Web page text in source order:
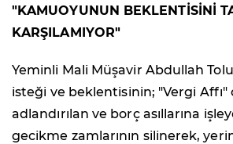
"KAMUOYUNUN BEKLENTİSİNİ
KARŞILAMIYOR"
Yeminli Mali Müşavir Abdullah
isteği ve beklentisinin; "Vergi Affı"
adlandırılan ve borç asıllarına
gecikme zamlarının silinerek,